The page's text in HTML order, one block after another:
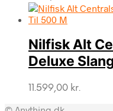
Nilfisk Alt
Deluxe
11.599,00 kr.